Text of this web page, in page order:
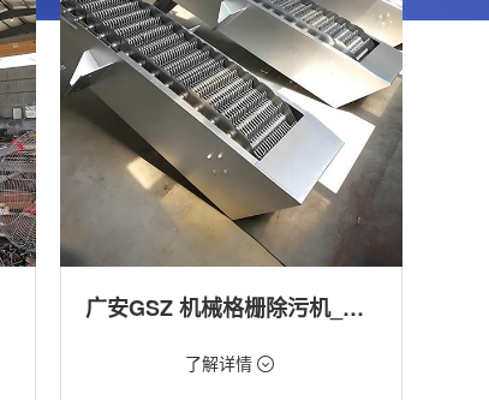
广安GSZ 机械格栅除污机_污水处理拦截设备_型号参数 | 工作原理 | 适用场景详解
价格：1800元/台了解详情